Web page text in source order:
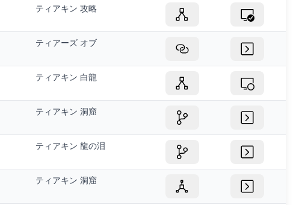
ティアキン 攻略
ティアーズ オブ
ティアキン 白龍
ティアキン 洞窟
ティアキン 龍の泪
ティアキン 洞窟